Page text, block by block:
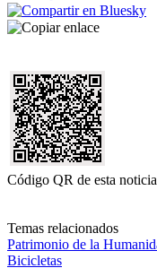
Código QR de esta noticia
Temas relacionados
Patrimonio de la
Bicicletas